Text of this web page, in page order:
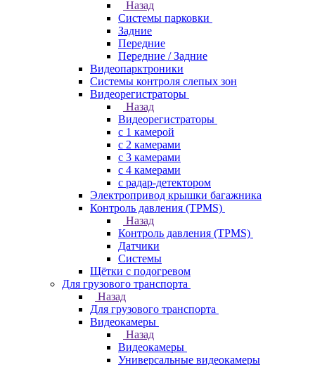
Назад
Системы парковки
Задние
Передние
Передние / Задние
Видеопарктроники
Системы контроля слепых зон
Видеорегистраторы
Назад
Видеорегистраторы
с 1 камерой
с 2 камерами
с 3 камерами
с 4 камерами
с радар-детектором
Электропривод крышки багажника
Контроль давления (TPMS)
Назад
Контроль давления (TPMS)
Датчики
Системы
Щётки с подогревом
Для грузового транспорта
Назад
Для грузового транспорта
Видеокамеры
Назад
Видеокамеры
Универсальные видеокамеры